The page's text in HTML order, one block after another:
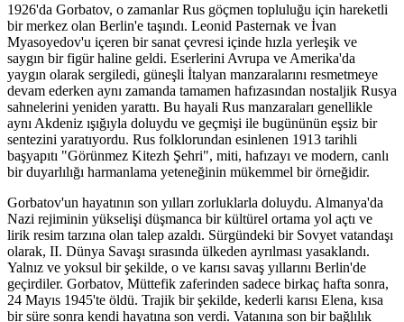
1926'da Gorbatov, o zamanlar Rus göçmen topluluğu için hareketli
bir merkez olan Berlin'e taşındı. Leonid Pasternak ve İvan
Myasoyedov'u içeren bir sanat çevresi içinde hızla yerleşik ve
saygın bir figür haline geldi. Eserlerini Avrupa ve Amerika'da
yaygın olarak sergiledi, güneşli İtalyan manzaralarını resmetmeye
devam ederken aynı zamanda tamamen hafızasından nostaljik Rusya
sahnelerini yeniden yarattı. Bu hayali Rus manzaraları genellikle
aynı Akdeniz ışığıyla doluydu ve geçmişi ile bugününün eşsiz bir
sentezini yaratıyordu. Rus folklorundan esinlenen 1913 tarihli
başyapıtı "Görünmez Kitezh Şehri", miti, hafızayı ve modern, canlı
bir duyarlılığı harmanlama yeteneğinin mükemmel bir örneğidir.
Gorbatov'un hayatının son yılları zorluklarla doluydu. Almanya'da
Nazi rejiminin yükselişi düşmanca bir kültürel ortama yol açtı ve
lirik resim tarzına olan talep azaldı. Sürgündeki bir Sovyet vatandaşı
olarak, II. Dünya Savaşı sırasında ülkeden ayrılması yasaklandı.
Yalnız ve yoksul bir şekilde, o ve karısı savaş yıllarını Berlin'de
geçirdiler. Gorbatov, Müttefik zaferinden sadece birkaç hafta sonra,
24 Mayıs 1945'te öldü. Trajik bir şekilde, kederli karısı Elena, kısa
bir süre sonra kendi hayatına son verdi. Vatanına son bir bağlılık